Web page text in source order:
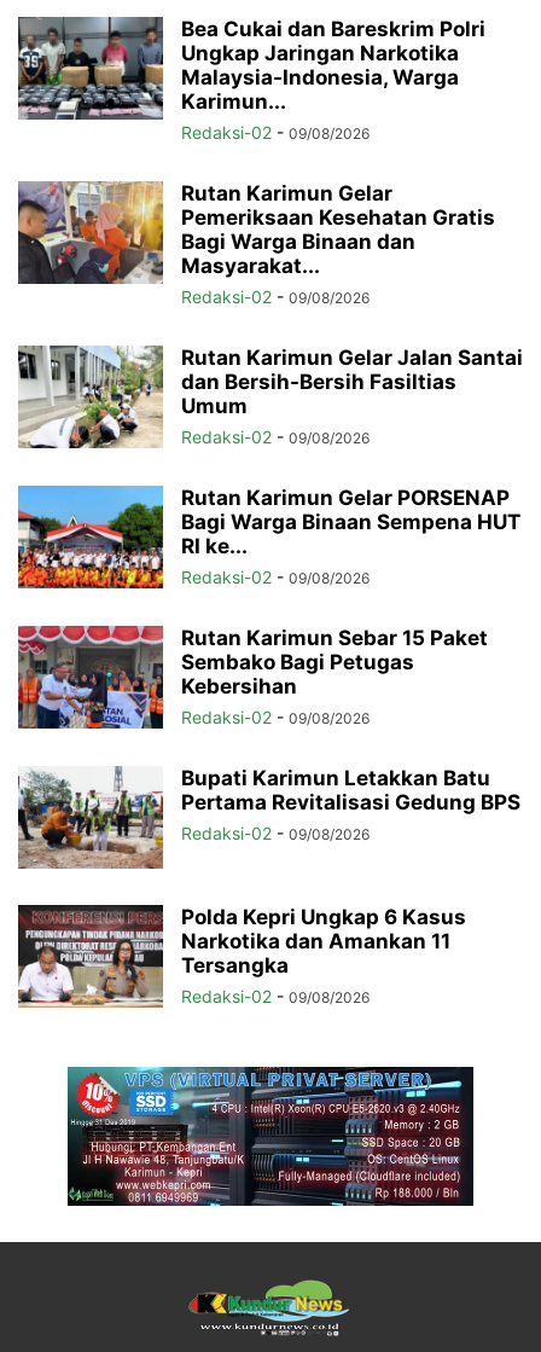
Bea Cukai dan Bareskrim Polri
Ungkap Jaringan Narkotika
Malaysia-Indonesia, Warga
Karimun...
Redaksi-02 - 09/08/2026
Rutan Karimun Gelar
Pemeriksaan Kesehatan Gratis
Bagi Warga Binaan dan
Masyarakat...
Redaksi-02 - 09/08/2026
Rutan Karimun Gelar Jalan Santai
dan Bersih-Bersih Fasiltias
Umum
Redaksi-02 - 09/08/2026
Rutan Karimun Gelar PORSENAP
Bagi Warga Binaan Sempena HUT
RI ke...
Redaksi-02 - 09/08/2026
Rutan Karimun Sebar 15 Paket
Sembako Bagi Petugas
Kebersihan
Redaksi-02 - 09/08/2026
Bupati Karimun Letakkan Batu
Pertama Revitalisasi Gedung BPS
Redaksi-02 - 09/08/2026
Polda Kepri Ungkap 6 Kasus
Narkotika dan Amankan 11
Tersangka
Redaksi-02 - 09/08/2026